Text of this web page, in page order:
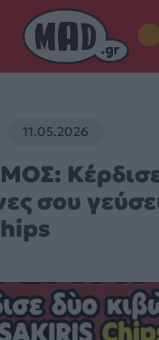
11.05.2026
Κέρδισε
σου